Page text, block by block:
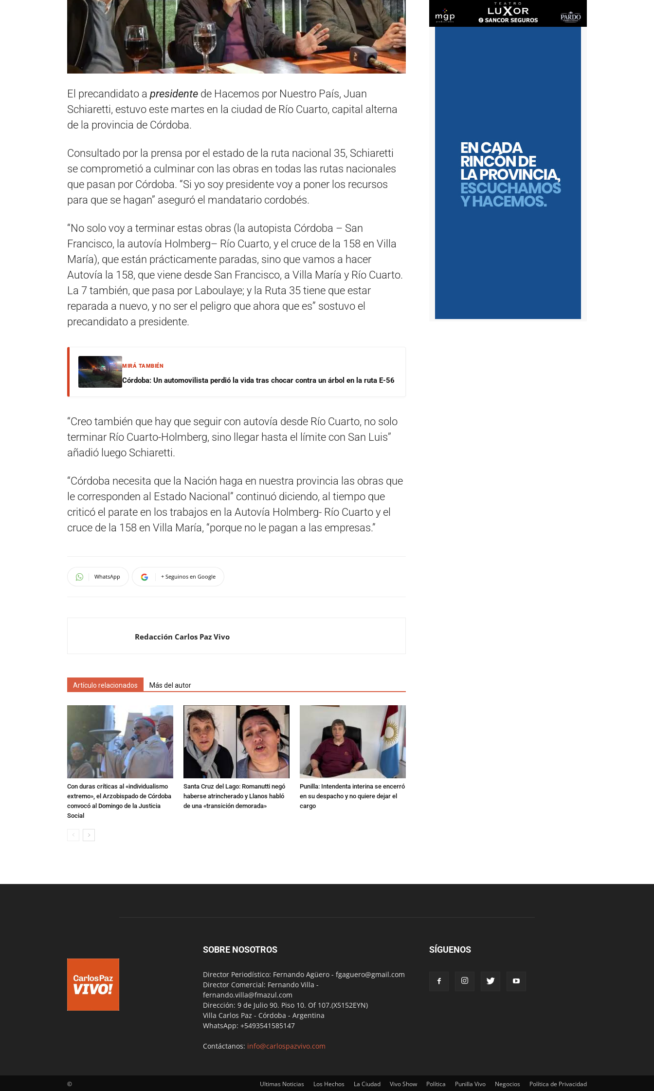
El precandidato a presidente de Hacemos por Nuestro País, Juan
Schiaretti, estuvo este martes en la ciudad de Río Cuarto, capital alterna
de la provincia de Córdoba.
Consultado por la prensa por el estado de la ruta nacional 35, Schiaretti
se comprometió a culminar con las obras en todas las rutas nacionales
que pasan por Córdoba. “Si yo soy presidente voy a poner los recursos
para que se hagan” aseguró el mandatario cordobés.
“No solo voy a terminar estas obras (la autopista Córdoba – San
Francisco, la autovía Holmberg– Río Cuarto, y el cruce de la 158 en Villa
María), que están prácticamente paradas, sino que vamos a hacer
Autovía la 158, que viene desde San Francisco, a Villa María y Río Cuarto.
La 7 también, que pasa por Laboulaye; y la Ruta 35 tiene que estar
reparada a nuevo, y no ser el peligro que ahora que es” sostuvo el
precandidato a presidente.
MIRÁ TAMBIÉN
Córdoba: Un automovilista perdió la vida tras chocar contra un árbol en la ruta E-56
“Creo también que hay que seguir con autovía desde Río Cuarto, no solo
terminar Río Cuarto-Holmberg, sino llegar hasta el límite con San Luis”
añadió luego Schiaretti.
“Córdoba necesita que la Nación haga en nuestra provincia las obras que
le corresponden al Estado Nacional” continuó diciendo, al tiempo que
criticó el parate en los trabajos en la Autovía Holmberg- Río Cuarto y el
cruce de la 158 en Villa María, “porque no le pagan a las empresas.”
WhatsApp + Seguinos en Google
Redacción Carlos Paz Vivo
Artículo relacionados Más del autor
Con duras críticas al «individualismo
extremo», el Arzobispado de Córdoba
convocó al Domingo de la Justicia
Social
Santa Cruz del Lago: Romanutti negó
haberse atrincherado y Llanos habló
de una «transición demorada»
Punilla: Intendenta interina se encerró
en su despacho y no quiere dejar el
cargo
SOBRE NOSOTROS
Director Periodístico: Fernando Agüero - fgaguero@gmail.com
Director Comercial: Fernando Villa -
fernando.villa@fmazul.com
Dirección: 9 de Julio 90. Piso 10. Of 107.(X5152EYN)
Villa Carlos Paz - Córdoba - Argentina
WhatsApp: +5493541585147
Contáctanos: info@carlospazvivo.com
SÍGUENOS
Ultimas Noticias Los Hechos La Ciudad Vivo Show Política Punilla Vivo Negocios Política de Privacidad
©